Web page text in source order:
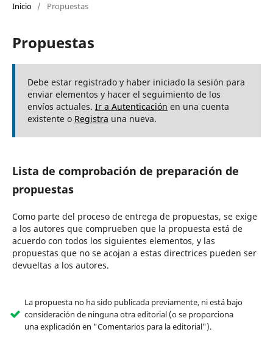
Inicio / Propuestas
Propuestas
Debe estar registrado y haber iniciado la sesión para
enviar elementos y hacer el seguimiento de los
envíos actuales. Ir a Autenticación en una cuenta
existente o Registra una nueva.
Lista de comprobación de preparación de
propuestas
Como parte del proceso de entrega de propuestas, se exige
a los autores que comprueben que la propuesta está de
acuerdo con todos los siguientes elementos, y las
propuestas que no se acojan a estas directrices pueden ser
devueltas a los autores.
La propuesta no ha sido publicada previamente, ni está bajo
consideración de ninguna otra editorial (o se proporciona
una explicación en "Comentarios para la editorial").